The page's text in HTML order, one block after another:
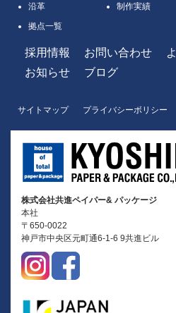
沿革
拠点一覧
制作実績
採用情報 お問い合わせ
お知らせ
ブログ
サイトマップ プライバシーボリシー
株式会社共進ペイパー& パッケージ
本社
〒650-0022
神戸市中央区元町通6-1-6 9共進ビル